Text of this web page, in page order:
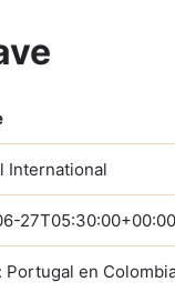
International
27T05:30:00+00:00
Portugal en